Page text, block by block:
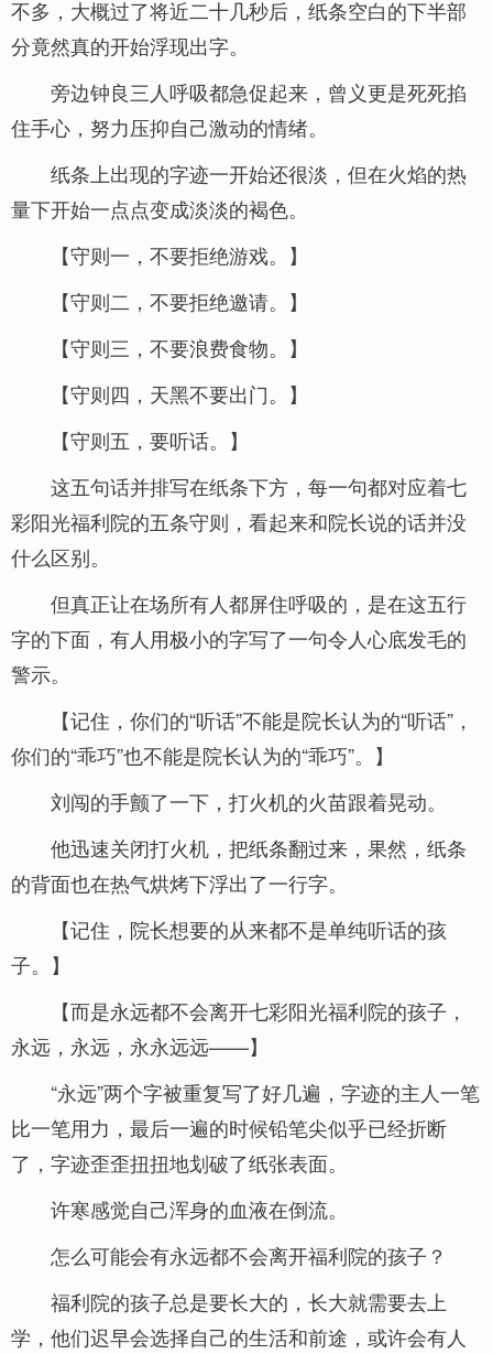
不多，大概过了将近二十几秒后，纸条空白的下半部
分竟然真的开始浮现出字。
旁边钟良三人呼吸都急促起来，曾义更是死死掐
住手心，努力压抑自己激动的情绪。
纸条上出现的字迹一开始还很淡，但在火焰的热
量下开始一点点变成淡淡的褐色。
【守则一，不要拒绝游戏。】
【守则二，不要拒绝邀请。】
【守则三，不要浪费食物。】
【守则四，天黑不要出门。】
【守则五，要听话。】
这五句话并排写在纸条下方，每一句都对应着七
彩阳光福利院的五条守则，看起来和院长说的话并没
什么区别。
但真正让在场所有人都屏住呼吸的，是在这五行
字的下面，有人用极小的字写了一句令人心底发毛的
警示。
【记住，你们的“听话”不能是院长认为的“听话”，
你们的“乖巧”也不能是院长认为的“乖巧”。】
刘闯的手颤了一下，打火机的火苗跟着晃动。
他迅速关闭打火机，把纸条翻过来，果然，纸条
的背面也在热气烘烤下浮出了一行字。
【记住，院长想要的从来都不是单纯听话的孩
子。】
【而是永远都不会离开七彩阳光福利院的孩子，
永远，永远，永永远远——】
“永远”两个字被重复写了好几遍，字迹的主人一笔
比一笔用力，最后一遍的时候铅笔尖似乎已经折断
了，字迹歪歪扭扭地划破了纸张表面。
许寒感觉自己浑身的血液在倒流。
怎么可能会有永远都不会离开福利院的孩子？
福利院的孩子总是要长大的，长大就需要去上
学，他们迟早会选择自己的生活和前途，或许会有人